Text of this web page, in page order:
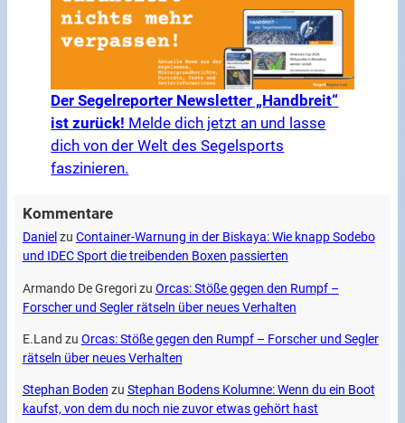
Der Segelreporter Newsletter „Handbreit“
ist zurück! Melde dich jetzt an und lasse
dich von der Welt des Segelsports
faszinieren.
Kommentare
Daniel zu Container-Warnung in der Biskaya: Wie knapp Sodebo
und IDEC Sport die treibenden Boxen passierten
Armando De Gregorizu Orcas: Stöße gegen den Rumpf –
Forscher und Segler rätseln über neues Verhalten
E.Land zu Orcas: Stöße gegen den Rumpf – Forscher und Segler
rätseln über neues Verhalten
Stephan Boden zu Stephan Bodens Kolumne: Wenn du ein Boot
kaufst, von dem du noch nie zuvor etwas gehört hast